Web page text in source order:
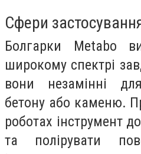
Сфери
Болгарки Metabo
широкому спектрі
вони незамінні
бетону або каменю.
роботах інструмент
та полірувати